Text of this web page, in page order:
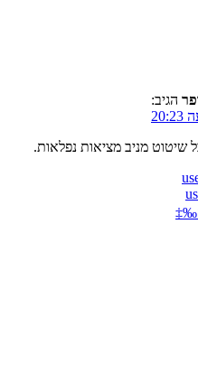
הגיב:
שיטוט מניב מציאות נפלאות.